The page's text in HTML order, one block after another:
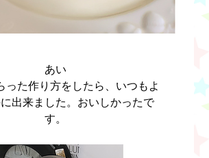
あい
った作り方をしたら、いつもよ
出来ました。おいしかったで
す。